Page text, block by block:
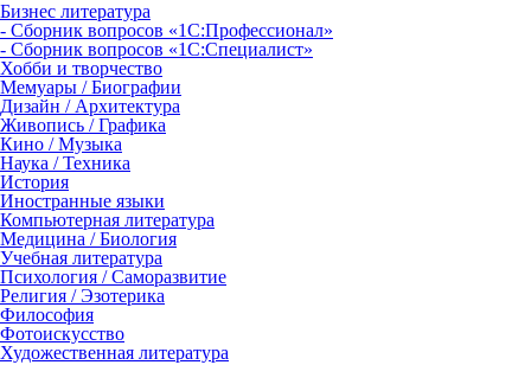
Бизнес литература
- Сборник вопросов «1С:Профессионал»
- Сборник вопросов «1С:Специалист»
Хобби и творчество
Мемуары / Биографии
Дизайн / Архитектура
Живопись / Графика
Кино / Музыка
Наука / Техника
История
Иностранные языки
Компьютерная литература
Медицина / Биология
Учебная литература
Психология / Саморазвитие
Религия / Эзотерика
Философия
Фотоискусство
Художественная литература